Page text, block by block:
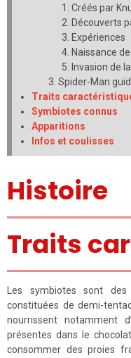
Créés par
Découverts
Expériences
Naissance
Invasion de
Spider-Man
Traits
Symbiotes connus
Apparitions
Infos et coulisses
Histoire
Traits
Les symbiotes sont des
constituées de demi-
nourrissent notamment
présentes dans le
consommer des proies